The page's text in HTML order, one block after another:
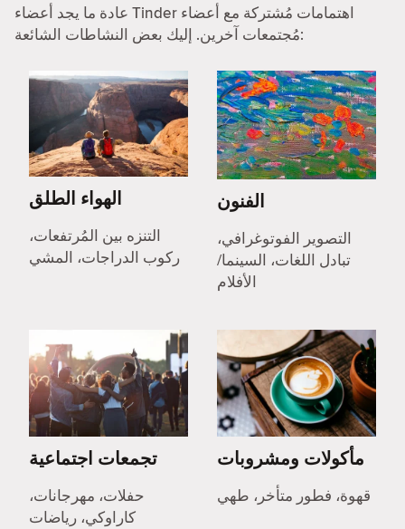
عادة ما يجد أعضاء Tinder اهتمامات مُشتركة مع أعضاء
مُجتمعات آخرين. إليك بعض النشاطات الشائعة:
الهواء الطلق
التنزه بين المُرتفعات،
ركوب الدراجات، المشي
الفنون
التصوير الفوتوغرافي،
تبادل اللغات، السينما/
الأفلام
تجمعات اجتماعية
حفلات، مهرجانات،
كاراوكي، رياضات
مأكولات ومشروبات
قهوة، فطور متأخر، طهي